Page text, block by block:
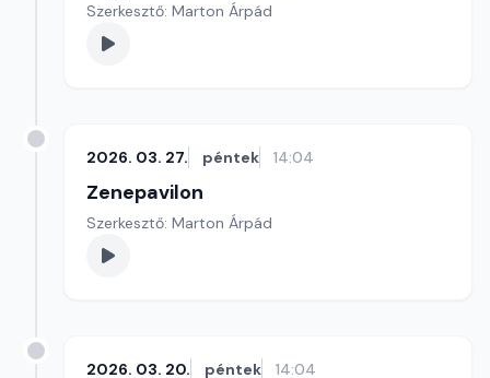
Szerkesztő: Marton Árpád
2026. 03. 27. péntek 14:04
Zenepavilon
Szerkesztő: Marton Árpád
2026. 03. 20. péntek 14:04